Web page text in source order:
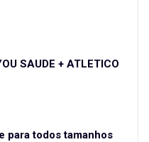
SAÚDE + ATLETICO
para todos tamanhos